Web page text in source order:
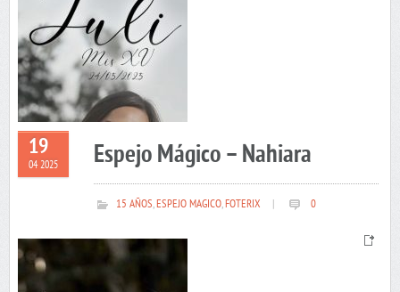
19
04 2025 Espejo Mágico – Nahiara
15 AÑOS,ESPEJO MAGICO,FOTERIX 0